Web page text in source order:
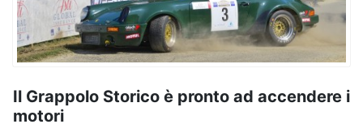
Il Grappolo Storico è pronto ad accendere i
motori